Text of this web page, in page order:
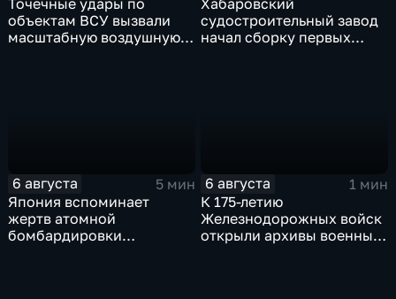
Точечные удары по
объектам ВСУ вызвали
масштабную воздушную
Хабаровский
судостроительный завод
начал сборку первых
6 августа
5 мин
Япония вспоминает
жертв атомной
бомбардировки
6 августа
1 мин
К 175-летию
Железнодорожных войск
открыли архивы военных